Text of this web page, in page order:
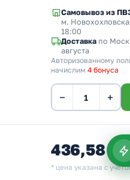
Самовывоз из
м.
18:00
Доставка по
августа
Авторизованному
начислим 4 бонуса
− +
436,58 р.
* цена указана с